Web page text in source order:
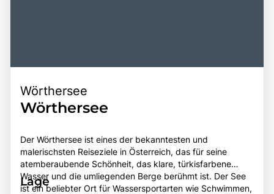
Wörthersee
Wörthersee
Der Wörthersee ist eines der bekanntesten und
malerischsten Reiseziele in Österreich, das für seine
atemberaubende Schönheit, das klare, türkisfarbene
Wasser und die umliegenden Berge berühmt ist. Der See
ist ein beliebter Ort für Wassersportarten wie Schwimmen,
Lage